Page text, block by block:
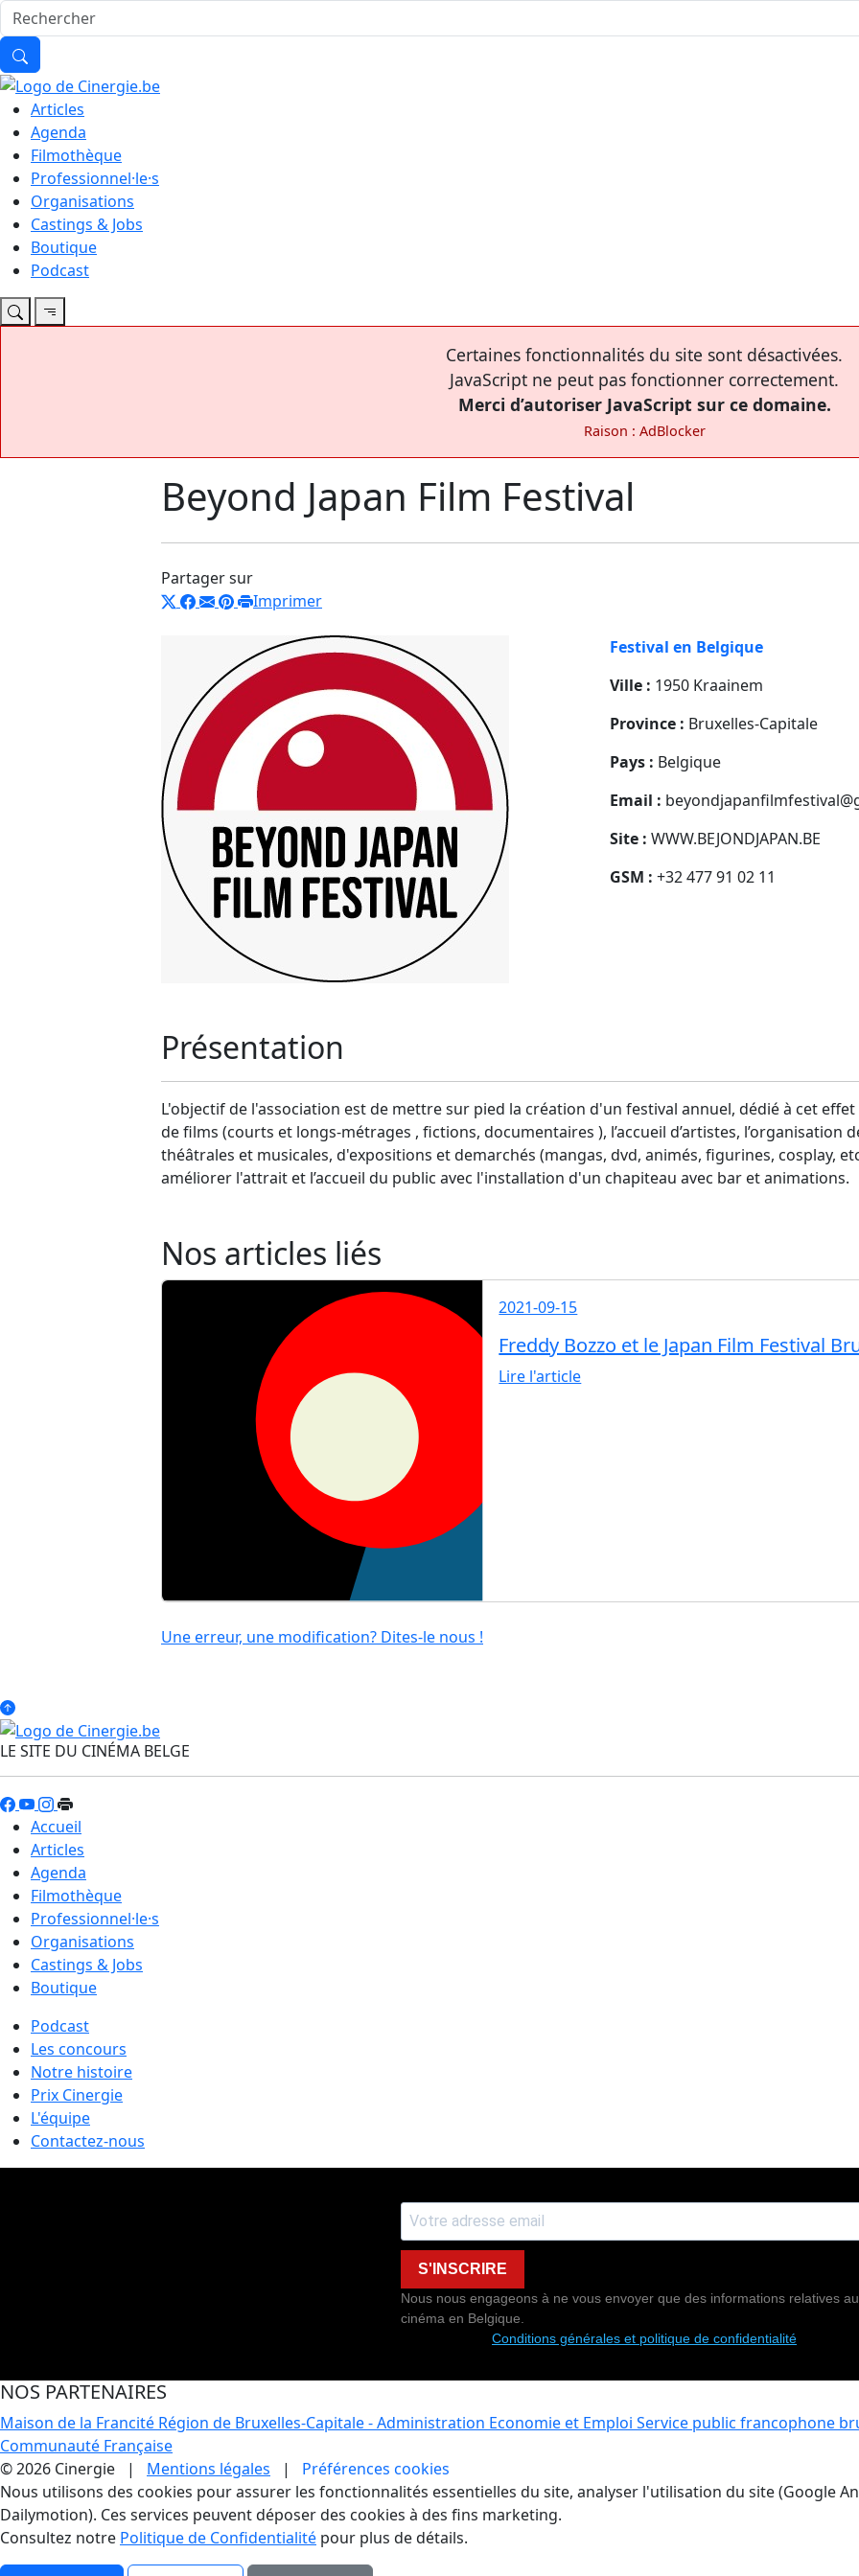
Articles
Agenda
Filmothèque
Professionnel·le·s
Organisations
Castings & Jobs
Boutique
Podcast
Certaines fonctionnalités du site sont désactivées.
JavaScript ne peut pas fonctionner correctement.
Merci d’autoriser JavaScript sur ce domaine.
Raison : AdBlocker
Beyond Japan Film Festival
Partager sur
Imprimer
Festival en Belgique
Ville : 1950 Kraainem
Province : Bruxelles-Capitale
Pays : Belgique
Email :
Site : WWW.BEJONDJAPAN.BE
GSM : +32 477 91 02 11
Présentation
L'objectif de l'association est de mettre sur pied la création d'un festival annuel, dédié à cet
de films (courts et longs-métrages , fictions, documentaires ), l’accueil d’artistes, l’organisation
théâtrales et musicales, d'expositions et demarchés (mangas, dvd, animés, figurines, cosplay,
améliorer l'attrait et l’accueil du public avec l'installation d'un chapiteau avec bar et animations.
Nos articles liés
2021-09-15
Freddy Bozzo et le Japan Film Festival
Lire l'article
Une erreur, une modification? Dites-le nous !
LE SITE DU CINÉMA BELGE
Accueil
Articles
Agenda
Filmothèque
Professionnel·le·s
Organisations
Castings & Jobs
Boutique
Podcast
Les concours
Notre histoire
Prix Cinergie
L'équipe
Contactez-nous
S'INSCRIRE
Nous nous engageons à ne vous envoyer que des informations relatives au
cinéma en Belgique.
Conditions générales et politique de confidentialité
NOS PARTENAIRES
Maison de la Francité Région de Bruxelles-Capitale - Administration Economie et Emploi Service public francophone
Communauté Française
© 2026 Cinergie | Mentions légales | Préférences cookies
Gestion des Cookies
Nous utilisons des cookies pour assurer les fonctionnalités essentielles du site, analyser l'utilisation du site (Google
Dailymotion). Ces services peuvent déposer des cookies à des fins marketing.
Consultez notre Politique de Confidentialité pour plus de détails.